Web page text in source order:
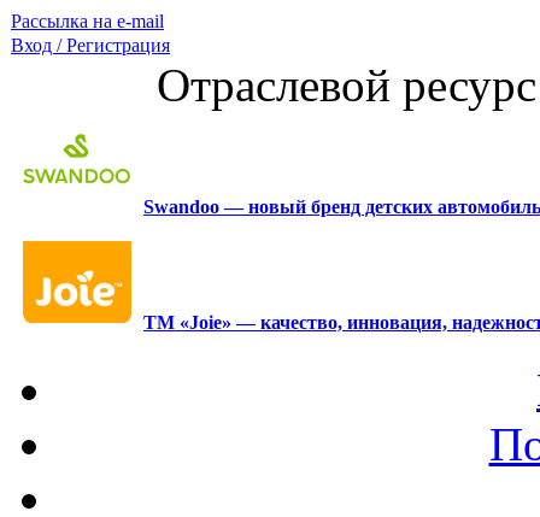
Рассылка на e-mail
Вход / Регистрация
Отраслевой
Swandoo — новый бренд детских
ТМ «Joie» — качество, инновация,